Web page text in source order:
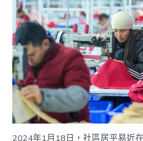
2024年1月18日，社區居平易近